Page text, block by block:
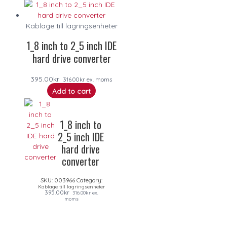
Kablage till lagringsenheter
1_8 inch to 2_5 inch IDE
hard drive converter
395.00kr 316.00kr ex. moms
Add to cart
1_8 inch to
2_5 inch IDE
hard drive
converter
SKU: 003966 Category:
Kablage till lagringsenheter
395.00kr 316.00kr ex.
moms